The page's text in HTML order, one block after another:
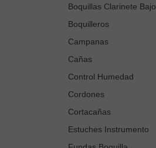
Boquillas Clarinete Bajo
Boquilleros
Campanas
Cañas
Control Humedad
Cordones
Cortacañas
Estuches Instrumento